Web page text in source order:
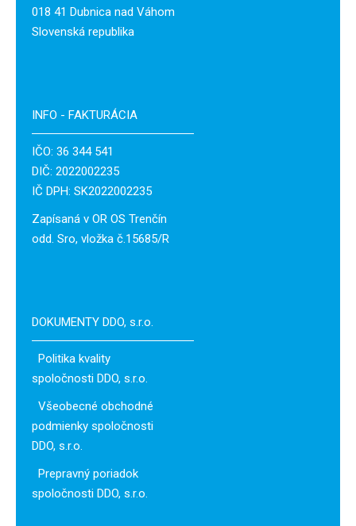
018 41 Dubnica nad Váhom
Slovenská republika
INFO - FAKTURÁCIA
IČO: 36 344 541
DIČ: 2022002235
IČ DPH: SK2022002235
Zapísaná v OR OS Trenčín
odd. Sro, vložka č.15685/R
DOKUMENTY DDO, s.r.o.
Politika kvality
spoločnosti DDO, s.r.o.
Všeobecné obchodné
podmienky spoločnosti
DDO, s.r.o.
Prepravný poriadok
spoločnosti DDO, s.r.o.